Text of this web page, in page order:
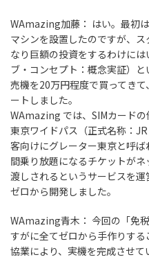
WAmazing加藤： はい。最初
マシンを設置したのですが、
なり巨額の投資をするわけに
ブ・コンセプト：概念実証）
売機を20万円程度で買ってき
ートしました。
WAmazing では、SIMカード
東京ワイドパス（正式名称：
客向けにグレーター東京と呼
間乗り放題になるチケットが
渡しされるというサービスを
ゼロから開発しました。
WAmazing青木： 今回の「免
すがに全てゼロから手作りす
協業により、実機を完成させて